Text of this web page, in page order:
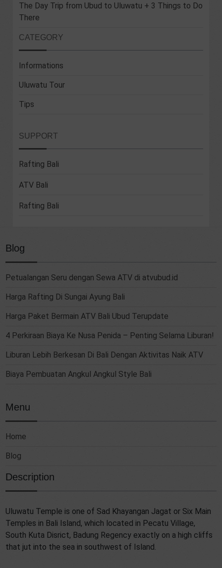
The Day Trip from Ubud to Uluwatu + 3 Things to Do
There
CATEGORY
Informations
Uluwatu Tour
Tips
SUPPORT
Rafting Bali
ATV Bali
Rafting Bali
Blog
Petualangan Seru dengan Sewa ATV di atvubud.id
Harga Rafting Di Sungai Ayung Bali
Harga Paket Bermain ATV Bali Ubud Terupdate
4 Perkiraan Biaya Ke Nusa Penida – Penting Selama Liburan!
Liburan Lebih Berkesan Di Bali Dengan Aktivitas Naik ATV
Biaya Pembuatan Angkul Angkul Style Bali
Menu
Home
Blog
Description
Uluwatu Temple is one of Sad Khayangan Jagat or Six Main
Temples in Bali Island, which located in Pecatu Village,
South Kuta Disrict, Badung Regency exactly on a high cliffs
that jut into the sea in southwest of Island.